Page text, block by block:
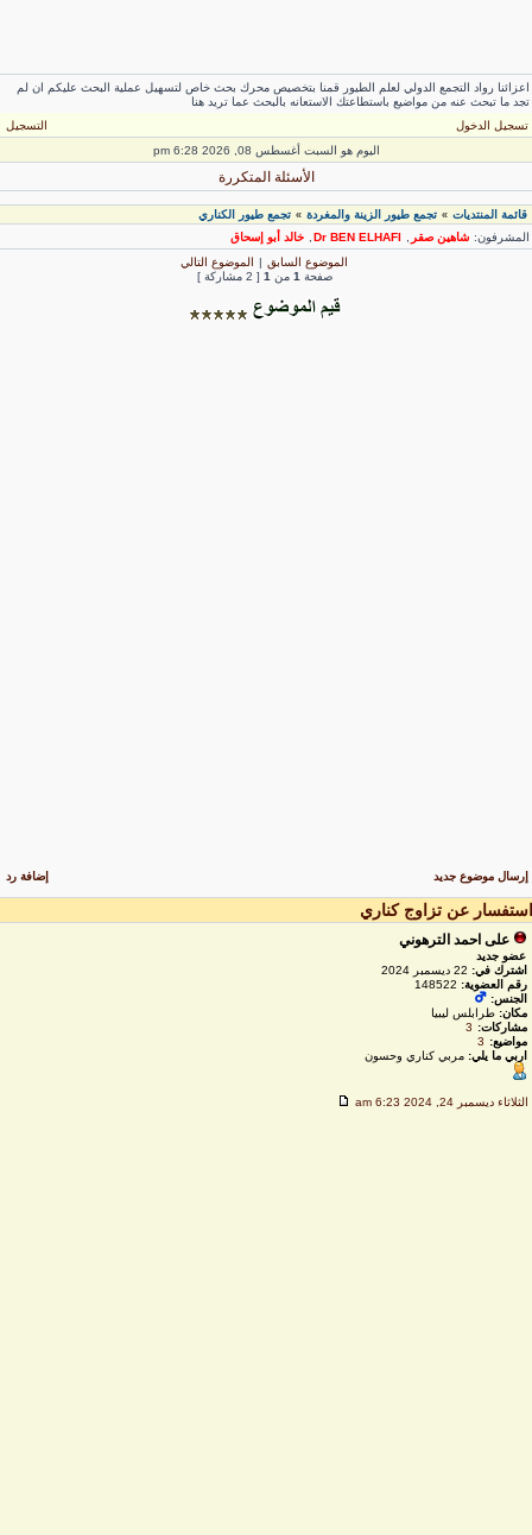
رواد التجمع الدولي لعلم الطيور قمنا بتخصيص محرك بحث خاص لتسهيل عملية البحث عليكم ان لم
ما تبحث عنه من مواضيع باستطاعتك الاستعانه بالبحث عما تريد هنا
تسجيل الدخول
التسجيل
اليوم هو السبت أغسطس 08, 2026 6:28 pm
الأسئلة المتكررة
قائمة المنتديات» تجمع طيور الزينة والمغردة» تجمع طيور الكناري
شاهين صقر Dr BEN ELHAFI
,
خالد أبو إسحاق
الموضوع السابق| الموضوع التالي
صفحة1 من [ 2 مشاركة ]
إرسال موضوع جديد إضافة رد
عن تزاوج كناري
على احمد الترهوني
عضو جديد
اشترك في:22 ديسمبر 2024
رقم العضوية:148522
الجنس:
مكان:طرابلس ليبيا
مشاركات:
3
مواضيع:
3
اربي ما يلي:مربي كناري وحسون
الثلاثاء ديسمبر 24, 2024 6:23 am